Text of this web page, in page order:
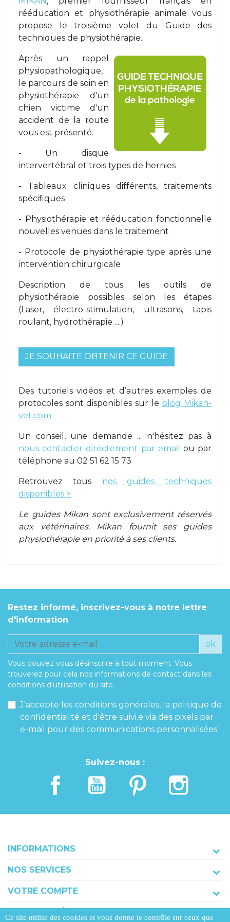
rééducation et physiothérapie animale vous
propose le troisième volet du Guide des
techniques de physiothérapie.
Après un rappel
physiopathologique,
le parcours de soin en
physiothérapie d'un
chien victime d'un
accident de la route
vous est présenté.
- Un disque
intervertébral et trois types de hernies
- Tableaux cliniques différents, traitements
spécifiques
- Physiothérapie et rééducation fonctionnelle
nouvelles venues dans le traitement
- Protocole de physiothérapie type après une
intervention chirurgicale
Description de tous les outils de
physiothérapie possibles selon les étapes
(Laser, électro-stimulation, ultrasons, tapis
roulant, hydrothérapie ....)
JE SOUHAITE OBTENIR CE GUIDE
Des tutoriels vidéos et d’autres exemples de
protocoles sont disponibles sur le blog Mikan-
vet.com
Un conseil, une demande ... n'hésitez pas à
nous contacter directement par email
ou par
téléphone au 02 51 62 15 73
Retrouvez tous nos guides techniques
disponibles >
Le guides Mikan sont exclusivement réservés
aux vétérinaires. Mikan fournit ses guides
physiothérapie en priorité à ses clients.
Restez informé, inscrivez-vous à notre lettre
d'information
ok
Vous pouvez vous désinscrire à tout moment. Vous
trouverez pour cela nos informations de contact dans les
conditions d'utilisation du site.
J'accepte les conditions générales, la politique de
confidentialité et d'être suivi.e via des pixels par
e-mail pour des communications personnalisées
Suivez-nous :
INFORMATIONS
NOS SERVICES
VOTRE COMPTE
Poids de jambe
Ce site utilise des cookies et vous donne le contrôle sur ceux que